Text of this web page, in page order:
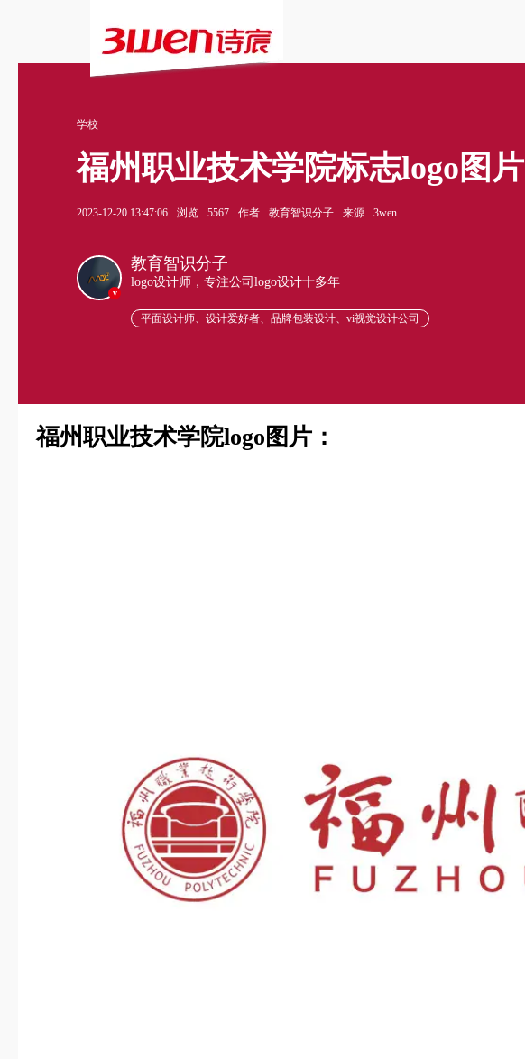
学校
福州职业技术学院标志logo图片
2023-12-20 13:47:06 浏览 5567 作者 教育智识分子 来源 3wen
v
教育智识分子
logo设计师，专注公司logo设计十多年
平面设计师、设计爱好者、品牌包装设计、vi视觉设计公司
福州职业技术学院logo图片：